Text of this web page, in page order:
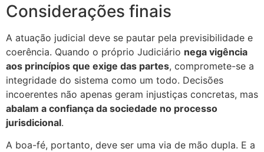
Considerações finais
A atuação judicial deve se pautar pela previsibilidade e
coerência. Quando o próprio Judiciário nega vigência
aos princípios que exige das partes, compromete-se a
integridade do sistema como um todo. Decisões
incoerentes não apenas geram injustiças concretas, mas
abalam a confiança da sociedade no processo
jurisdicional.
A boa-fé, portanto, deve ser uma via de mão dupla. E a